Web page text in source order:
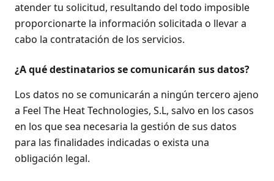
atender tu solicitud, resultando del todo imposible
proporcionarte la información solicitada o llevar a
cabo la contratación de los servicios.
¿A qué destinatarios se comunicarán sus datos?
Los datos no se comunicarán a ningún tercero ajeno
a Feel The Heat Technologies, S.L, salvo en los casos
en los que sea necesaria la gestión de sus datos
para las finalidades indicadas o exista una
obligación legal.